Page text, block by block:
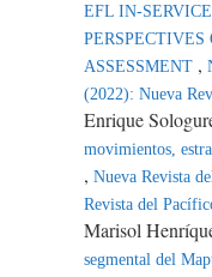
EFL IN-
ASSESSMENT ,
(2022): Nueva
Enrique
movimientos,
, Nueva Revista
Revista del
Marisol
segmental del